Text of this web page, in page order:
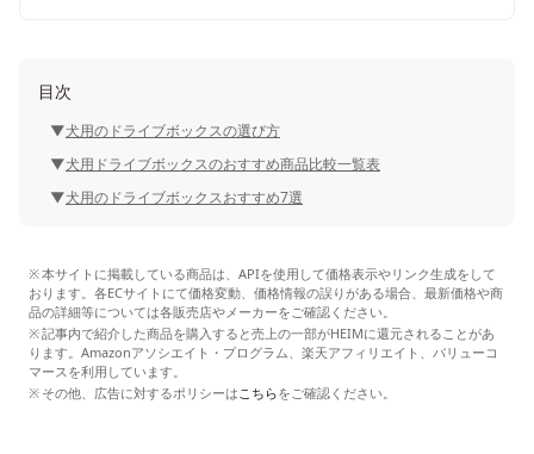
目次
犬用のドライブボックスの選び方
犬用ドライブボックスのおすすめ商品比較一覧表
犬用のドライブボックスおすすめ7選
本サイトに掲載している商品は、APIを使用して価格表示やリンク生成をして
おります。各ECサイトにて価格変動、価格情報の誤りがある場合、最新価格や商
品の詳細等については各販売店やメーカーをご確認ください。
記事内で紹介した商品を購入すると売上の一部がHEIMに還元されることがあ
ります。Amazonアソシエイト・プログラム、楽天アフィリエイト、バリューコ
マースを利用しています。
その他、広告に対するポリシーはこちらをご確認ください。